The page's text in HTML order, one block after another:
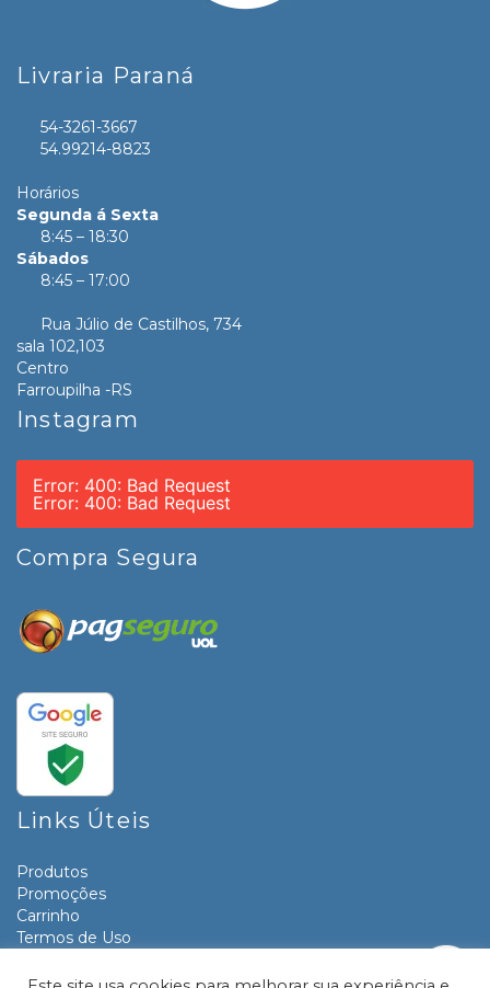
Livraria Paraná
54-3261-3667
54.99214-8823
Horários
Segunda á Sexta
8:45 – 18:30
Sábados
8:45 – 17:00
Rua Júlio de Castilhos, 734
sala 102,103
Centro
Farroupilha -RS
Instagram
Error: 400: Bad Request
Error: 400: Bad Request
Compra Segura
Links Úteis
Produtos
Promoções
Carrinho
Termos de Uso
Contato